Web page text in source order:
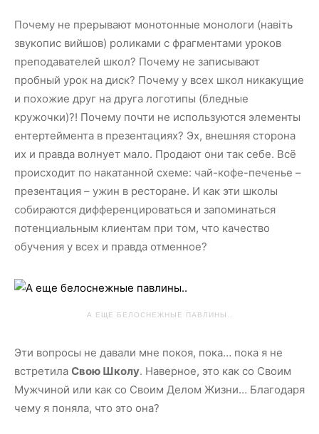
Почему не прерывают монотонные монологи (навіть
звукопис вийшов) роликами с фрагментами уроков
преподавателей школ? Почему не записывают
пробный урок на диск? Почему у всех школ никакущие
и похожие друг на друга логотипы (бледные
кружочки)?! Почему почти не используются элементы
ентертеймента в презентациях? Эх, внешняя сторона
их и правда волнует мало. Продают они так себе. Всё
происходит по накатанной схеме: чай-кофе-печенье –
презентация – ужин в ресторане. И как эти школы
собираются дифференцироваться и запоминаться
потенциальным клиентам при том, что качество
обучения у всех и правда отменное?
А ЕЩЕ БЕЛОСНЕЖНЫЕ ПАВЛИНЫ..
Эти вопросы не давали мне покоя, пока… пока я не
встретила Свою Школу. Наверное, это как со Своим
Мужчиной или как со Своим Делом Жизни… Благодаря
чему я поняла, что это она?